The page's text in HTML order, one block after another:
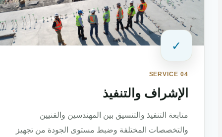
✓
SERVICE 04
الإشراف والتنفيذ
متابعة التنفيذ والتنسيق بين المهندسين والفنيين
والتخصصات المختلفة وضبط مستوى الجودة من تجهيز